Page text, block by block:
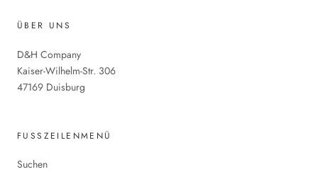
ÜBER UNS
D&H Company
Kaiser-Wilhelm-Str. 306
47169 Duisburg
FUSSZEILENMENÜ
Suchen